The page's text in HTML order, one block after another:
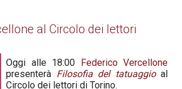
al Circolo dei lettori
Oggi alle 18:00
Federico Vercellone
presenterà Filosofia del tatuaggio al
Circolo dei lettori di Torino.